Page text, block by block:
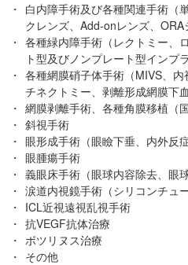
白内障手術及び各種関連手術（
クレンズ、Add-onレンズ、ORA
各種緑内障手術（レクトミー、
ト型及びノンプレート型インプ
各種網膜硝子体手術（MIVS、
チネクトミー、剥離形成網膜下
網膜剥離手術、各種角膜移植（
斜視手術
眼形成手術（眼瞼下垂、内外反
眼腫瘍手術
義眼床手術（眼球内容除去、眼
涙道内視鏡手術（シリコンチュ
ICL近視遠視乱視手術
抗VEGF抗体治療
ボツリヌス治療
その他